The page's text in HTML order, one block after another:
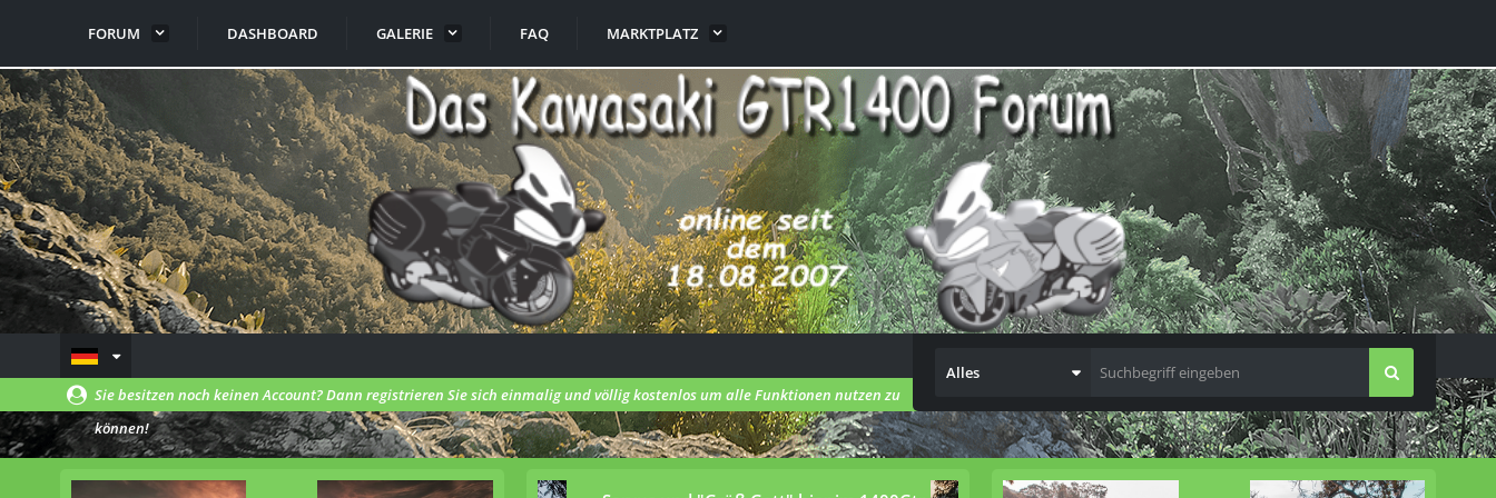
FORUM DASHBOARD GALERIE FAQ MARKTPLATZ
Alles
Sie besitzen noch keinen Account? Dann registrieren Sie sich einmalig und völlig kostenlos um alle Funktionen nutzen zu
können!